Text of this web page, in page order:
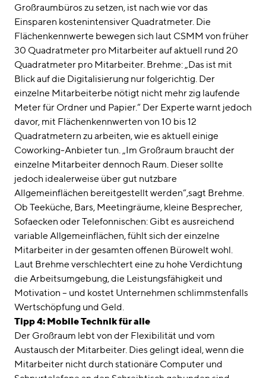
Großraumbüros zu setzen, ist nach wie vor das
Einsparen kostenintensiver Quadratmeter. Die
Flächenkennwerte bewegen sich laut CSMM von früher
30 Quadratmeter pro Mitarbeiter auf aktuell rund 20
Quadratmeter pro Mitarbeiter. Brehme: „Das ist mit
Blick auf die Digitalisierung nur folgerichtig. Der
einzelne Mitarbeiterbe nötigt nicht mehr zig laufende
Meter für Ordner und Papier.“ Der Experte warnt jedoch
davor, mit Flächenkennwerten von 10 bis 12
Quadratmetern zu arbeiten, wie es aktuell einige
Coworking-Anbieter tun. „Im Großraum braucht der
einzelne Mitarbeiter dennoch Raum. Dieser sollte
jedoch idealerweise über gut nutzbare
Allgemeinflächen bereitgestellt werden“,sagt Brehme.
Ob Teeküche, Bars, Meetingräume, kleine Besprecher,
Sofaecken oder Telefonnischen: Gibt es ausreichend
variable Allgemeinflächen, fühlt sich der einzelne
Mitarbeiter in der gesamten offenen Bürowelt wohl.
Laut Brehme verschlechtert eine zu hohe Verdichtung
die Arbeitsumgebung, die Leistungsfähigkeit und
Motivation – und kostet Unternehmen schlimmstenfalls
Wertschöpfung und Geld.
Tipp 4: Mobile Technik für alle
Der Großraum lebt von der Flexibilität und vom
Austausch der Mitarbeiter. Dies gelingt ideal, wenn die
Mitarbeiter nicht durch stationäre Computer und